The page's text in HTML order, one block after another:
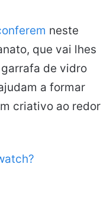
neste
que vai lhes
de vidro
a formar
criativo ao redor